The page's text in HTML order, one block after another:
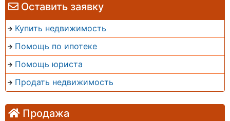
Оставить заявку
Купить недвижимость
Помощь по ипотеке
Помощь юриста
Продать недвижимость
Продажа